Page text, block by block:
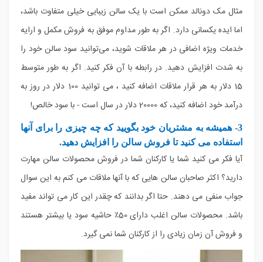
مثال مک دونالد ممکن است با یک سالن زیبایی خیلی متفاوت باشد،
اما ایده یکسانی دارد. اگر به طور مداوم موفق به فروش مکمل و ارایه
خدمات ویژه اضافی در هر ملاقات شوید، می‌توانید سود سالن خود را
به شدت افزایش دهید. در رابطه با آن فکر کنید. اگر به طور متوسط
15 دلار به هر قرار ملاقات اضافه کنید ، می توانید 100 دلار در روز به
درآمد خود اضافه کنید، که 20000 دلار در سال است - با سود خالص!
3- همیشه به مشتریان خود بگویید که چه چیزی را برای آنها
استفاده می کنید تا فروش سالن را افزایش دهید.
آیا فکر می کنید شما یا کارکنان شما در فروش محصولات سالن مهارت
دارید؟ اکثر صاحبان سالن هایی که با آنها ملاقات می کنم به این سوال
جواب منفی می دهند. حتا اگر بدانند که چقدر این کار می تواند مفید
باشد. محصولات سالن اغلب دارای 50٪ حاشیه سود یا بیشتر هستند
و فروش آن زمان زیادی را از کارکنان شما نمی گیرد.